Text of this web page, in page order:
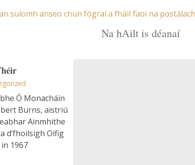
suíomh anseo chun fógraí a fháil faoi na
Na hAilt is déanaí
Ó Monacháin
Burns, aistriú
Ainmhithe
d’fhoilsigh Oifig
1967